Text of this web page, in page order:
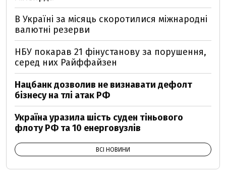
В Україні за місяць скоротилися міжнародні
валютні резерви
НБУ покарав 21 фінустанову за порушення,
серед них Райффайзен
Нацбанк дозволив не визнавати дефолт
бізнесу на тлі атак РФ
Україна уразила шість суден тіньового
флоту РФ та 10 енерговузлів
ВСІ НОВИНИ